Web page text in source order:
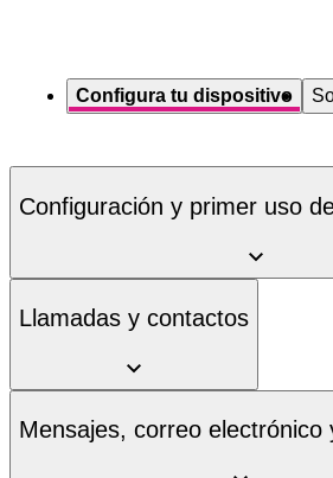
Configura tu dispositivo
Configuración y primer uso
Llamadas y contactos
Mensajes, correo electrónico